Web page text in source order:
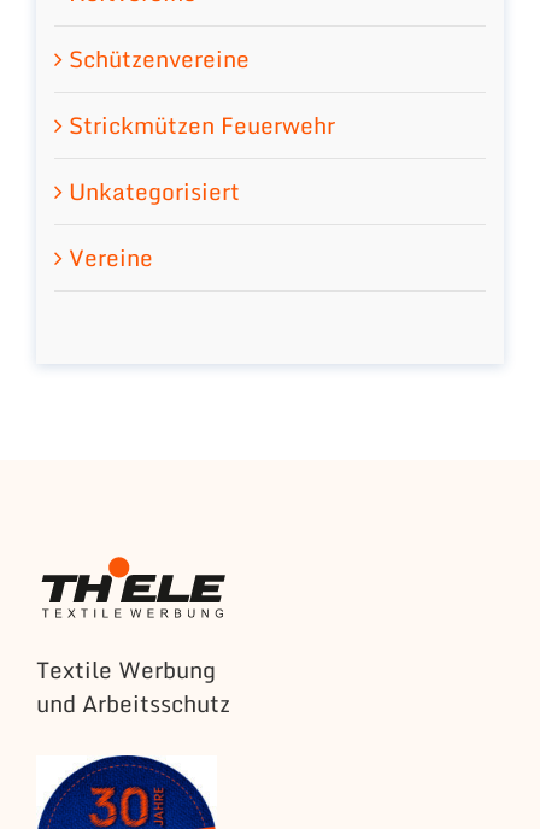
Schützenvereine
Strickmützen Feuerwehr
Unkategorisiert
Vereine
Textile Werbung
und Arbeitsschutz